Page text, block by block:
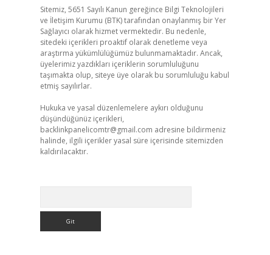
Sitemiz, 5651 Sayılı Kanun gereğince Bilgi Teknolojileri
ve İletişim Kurumu (BTK) tarafından onaylanmış bir Yer
Sağlayıcı olarak hizmet vermektedir. Bu nedenle,
sitedeki içerikleri proaktif olarak denetleme veya
araştırma yükümlülüğümüz bulunmamaktadır. Ancak,
üyelerimiz yazdıkları içeriklerin sorumluluğunu
taşımakta olup, siteye üye olarak bu sorumluluğu kabul
etmiş sayılırlar.
Hukuka ve yasal düzenlemelere aykırı olduğunu
düşündüğünüz içerikleri,
backlinkpanelicomtr@gmail.com adresine bildirmeniz
halinde, ilgili içerikler yasal süre içerisinde sitemizden
kaldırılacaktır.